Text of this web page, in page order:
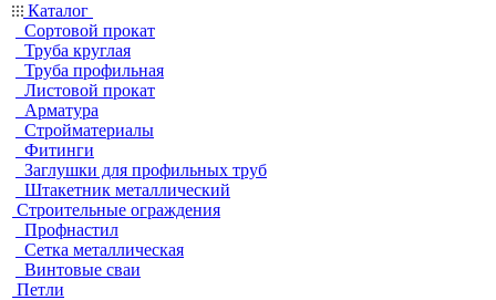
Каталог
Сортовой прокат
Труба круглая
Труба профильная
Листовой прокат
Арматура
Стройматериалы
Фитинги
Заглушки для профильных труб
Штакетник металлический
Строительные ограждения
Профнастил
Сетка металлическая
Винтовые сваи
Петли